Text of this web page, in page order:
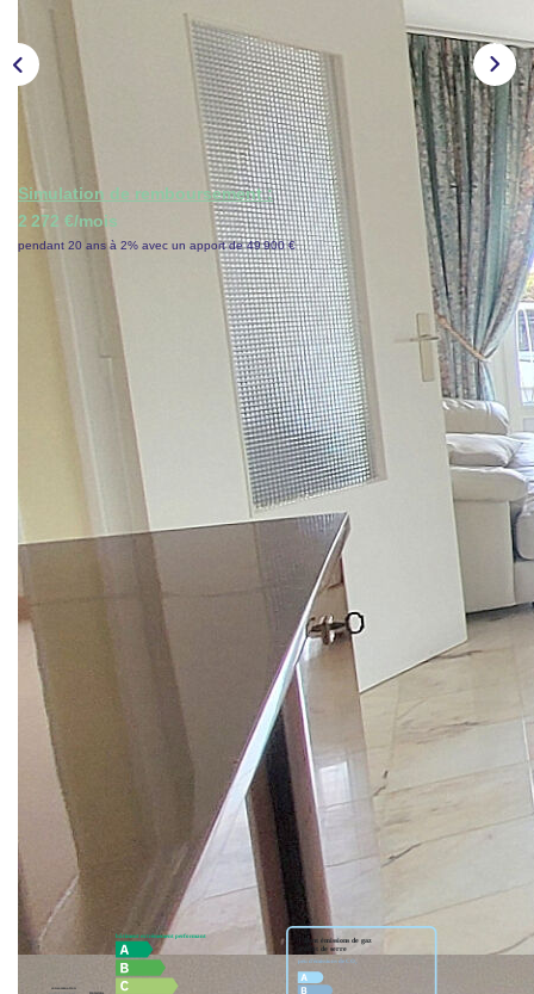
ESPACE GESTION
Simulation de remboursement :
2 272 €/mois
pendant 20 ans à 2% avec un apport de 49 900 €
Description
Chambly, quartier pavillonnaire très recherché, construction
de qualité pour cette vaste maison comprenant : hall
d'entrée, séjour double et grande véranda avec cheminée
insert, cuisine, dégagement, 3 chambres, salle de bains,
wc, à l'étage : pièce palière, petite chambre et une belle
chambre avec salle d'eau wc attenante. Sous sol total et
garage indépendant. Jardin bien clos de 630 m².
Ses atouts : quartier résidentiel, vivable de plain pied, beaux
volumes
** €499 000 €479 000 hors honoraires Honoraires : 4.18%
TTC à la charge de l'acquéreur
Nous contacter
Diagnostics énergétiques